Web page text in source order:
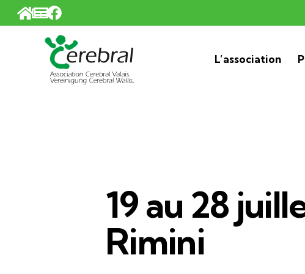
L’association
19 au 28
Rimini
Panneau de gestion des cookies